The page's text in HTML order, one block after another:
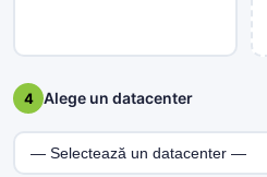
4 Alege un datacenter